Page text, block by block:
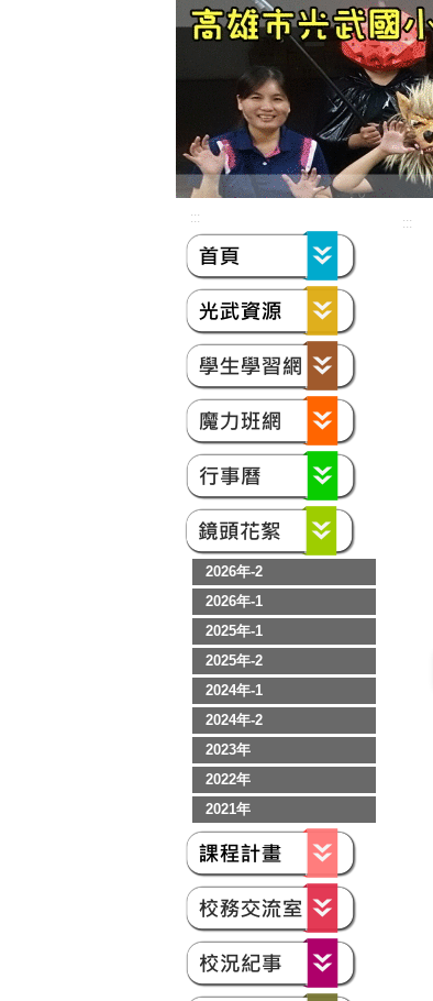
:::
2026年-2
2026年-1
2025年-1
2025年-2
2024年-1
2024年-2
2023年
2022年
2021年
:::